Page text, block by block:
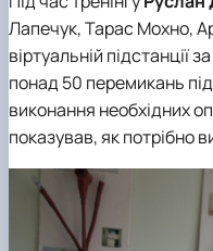
Лапечук, Тарас Мохно,
віртуальній підстанції
понад 50 перемикань
виконання необхідних
показував, як потрібно